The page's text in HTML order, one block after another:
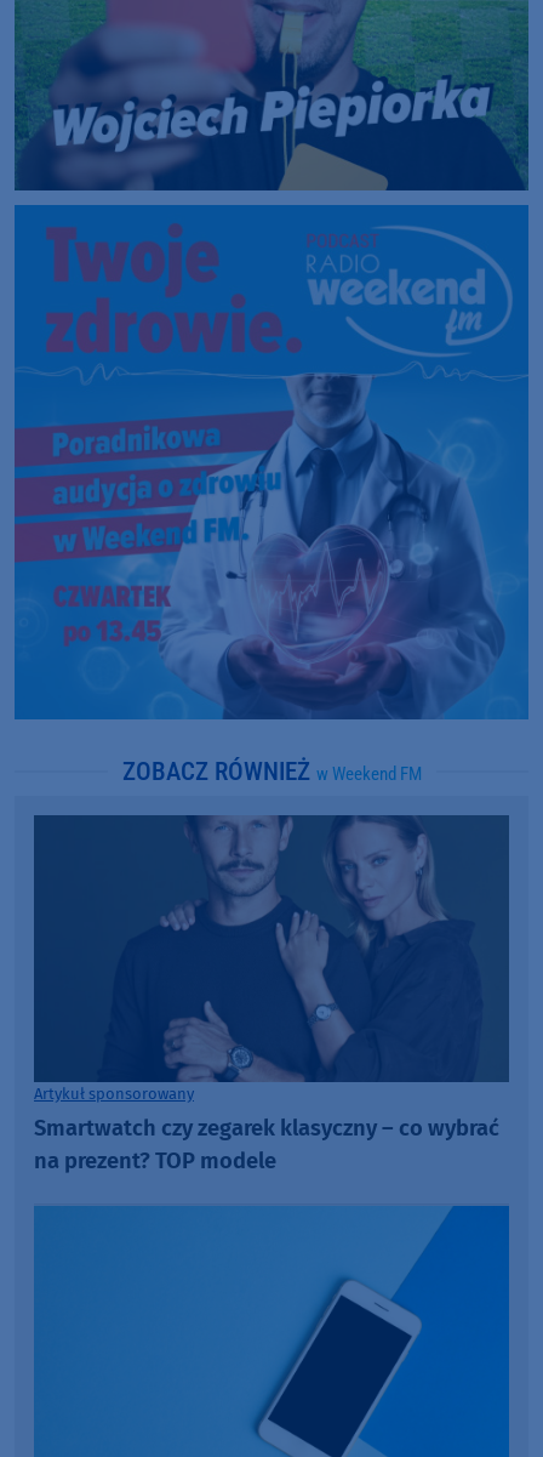
ZOBACZ RÓWNIEŻ w Weekend FM
Artykuł sponsorowany
Smartwatch czy zegarek klasyczny – co wybrać
na prezent? TOP modele